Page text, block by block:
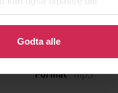
eller endre ditt samtykke.
Godta alle
Språk
Format mp3